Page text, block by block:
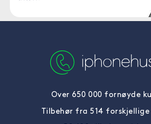
Over 650 000 fornøyde
Tilbehør fra 514